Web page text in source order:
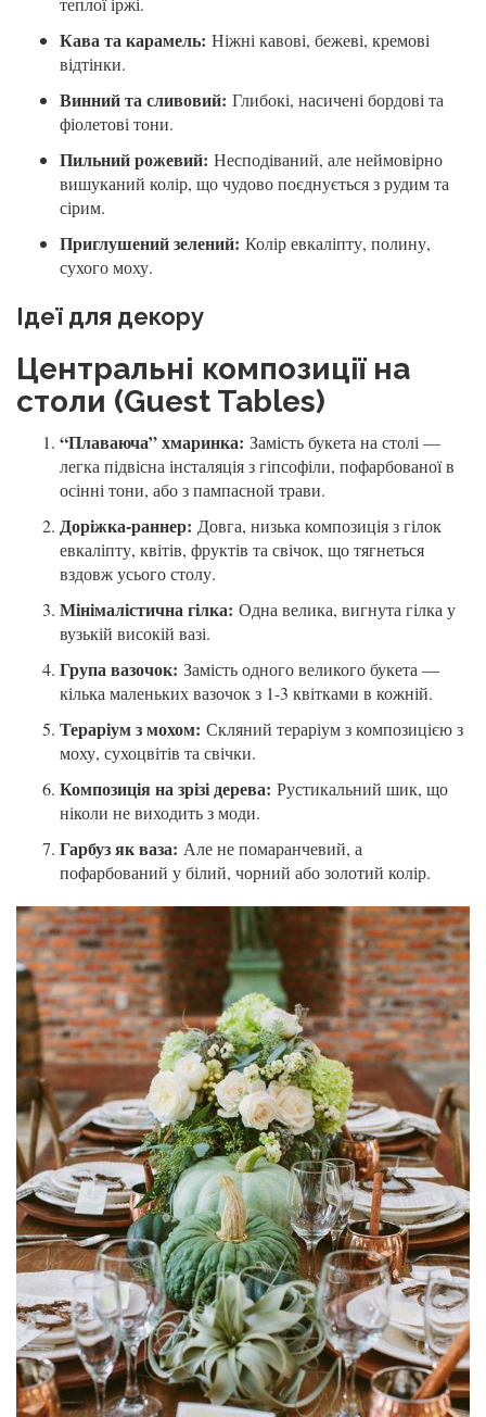
Кава та карамель: Ніжні кавові, бежеві, кремові
відтінки.
Винний та сливовий: Глибокі, насичені бордові та
фіолетові тони.
Пильний рожевий: Несподіваний, але неймовірно
вишуканий колір, що чудово поєднується з рудим та
сірим.
Приглушений зелений: Колір евкаліпту, полину,
сухого моху.
Ідеї для декору
Центральні композиції на
столи (Guest Tables)
“Плаваюча” хмаринка: Замість букета на столі —
легка підвісна інсталяція з гіпсофіли, пофарбованої в
осінні тони, або з пампасной трави.
Доріжка-раннер: Довга, низька композиція з гілок
евкаліпту, квітів, фруктів та свічок, що тягнеться
вздовж усього столу.
Мінімалістична гілка: Одна велика, вигнута гілка у
вузькій високій вазі.
Група вазочок: Замість одного великого букета —
кілька маленьких вазочок з 1-3 квітками в кожній.
Тераріум з мохом: Скляний тераріум з композицією з
моху, сухоцвітів та свічки.
Композиція на зрізі дерева: Рустикальний шик, що
ніколи не виходить з моди.
Гарбуз як ваза: Але не помаранчевий, а
пофарбований у білий, чорний або золотий колір.